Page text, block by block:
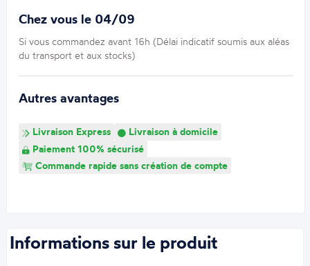
Chez vous le 04/09
Si vous commandez avant 16h (Délai indicatif soumis aux aléas
du transport et aux stocks)
Autres avantages
Livraison Express
Livraison à domicile
Paiement 100% sécurisé
Commande rapide sans création de compte
Informations sur le produit